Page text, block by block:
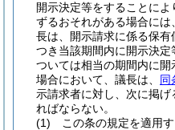
開示決定等をすることに
ずるおそれがある場合には、
長は、開示請求に係る保
つき当該期間内に開示決
ついては相当の期間内に開
場合において、議長は、 同
示請求者に対し、次に掲
ればならない。
(1)
この条の規定を適用